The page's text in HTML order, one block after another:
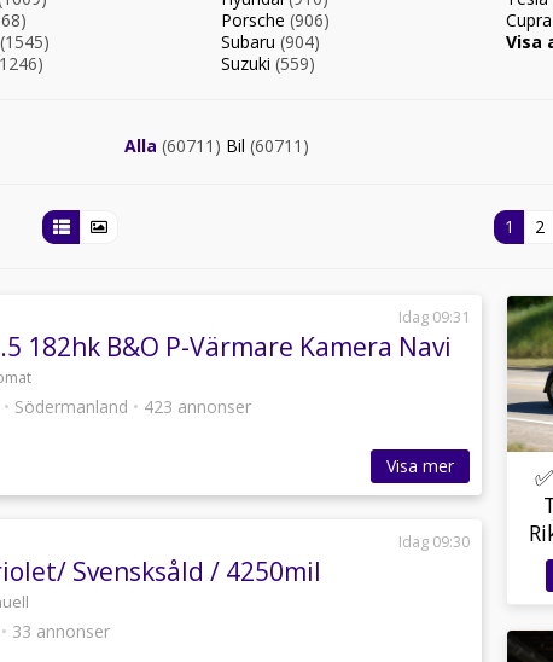
(1545)
Porsche (906)
Subaru (904)
Suzuki (559)
Cupra
Visa
Alla (60711) Bil (60711)
1 2
Idag 09:31
182hk B&O P-Värmare Kamera Navi
• Södermanland • 423 annonser
Visa mer
Idag 09:30
Svensksåld / 4250mil
• 33 annonser